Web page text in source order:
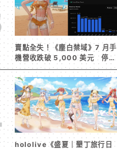
賣點全失！《塵白禁域》7 月手
機營收跌破 5,000 美元 停服
整改後玩家大量流失
hololive《盛夏｜墾丁旅行日